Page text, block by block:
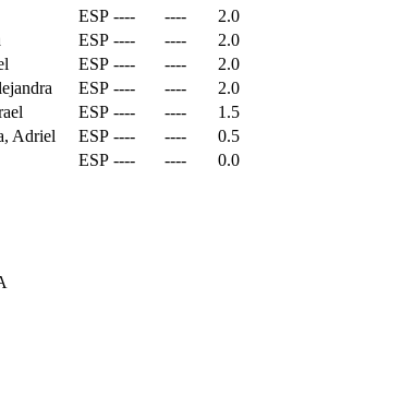
ESP ---- ----
2.0
ESP ---- ----
2.0
ESP ---- ----
2.0
ESP ---- ----
2.0
ESP ---- ----
1.5
Adriel ESP ---- ----
0.5
ESP ---- ----
0.0